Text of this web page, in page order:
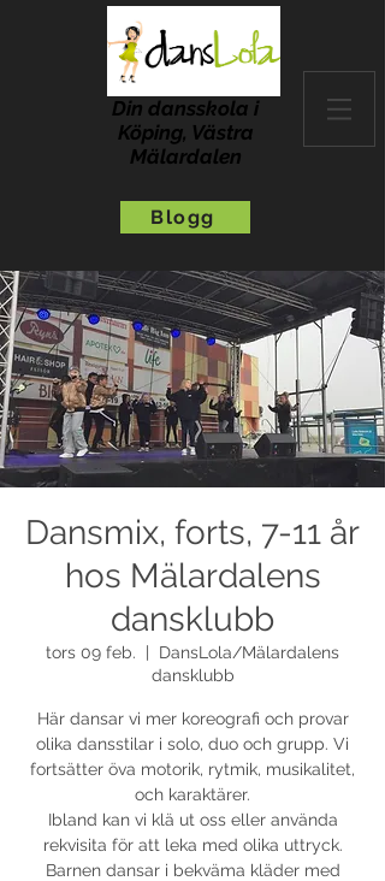
Din dansskola i
Köping, Västra
Mälardalen
Blogg
Dansmix, forts, 7-11 år
hos Mälardalens
dansklubb
tors 09 feb.
DansLola/Mälardalens
dansklubb
Här dansar vi mer koreografi och provar
olika dansstilar i solo, duo och grupp. Vi
fortsätter öva motorik, rytmik, musikalitet,
och karaktärer.
Ibland kan vi klä ut oss eller använda
rekvisita för att leka med olika uttryck.
Barnen dansar i bekväma kläder med